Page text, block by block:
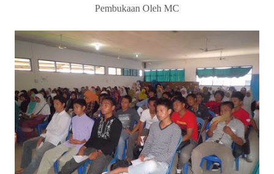
Pembukaan Oleh MC